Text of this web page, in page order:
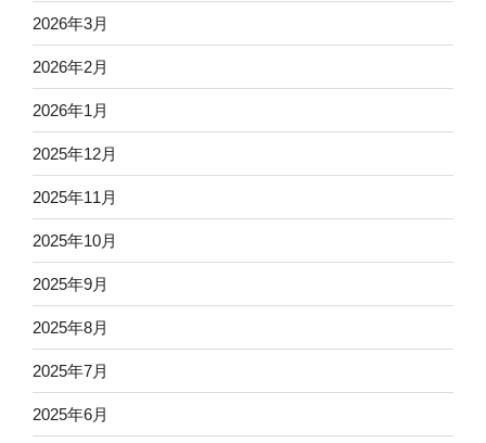
2026年3月
2026年2月
2026年1月
2025年12月
2025年11月
2025年10月
2025年9月
2025年8月
2025年7月
2025年6月